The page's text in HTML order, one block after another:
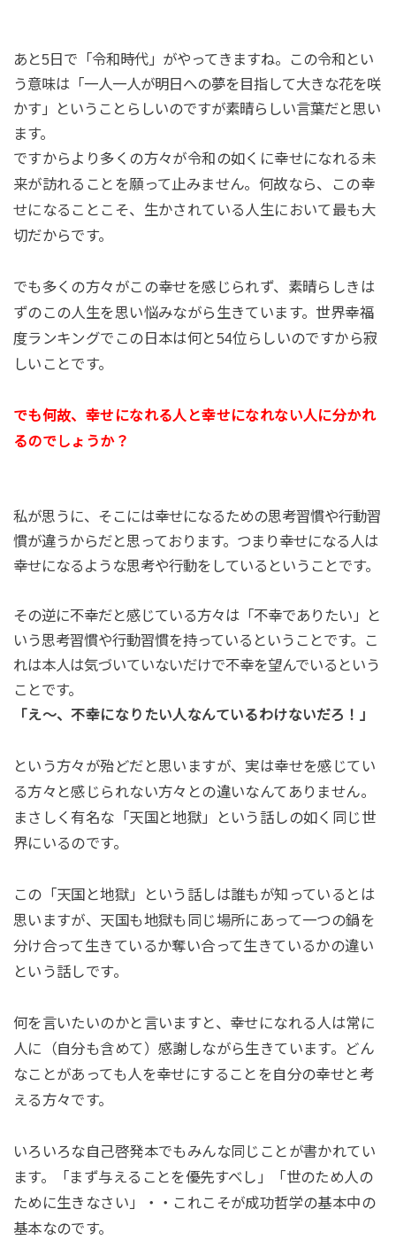
あと5日で「令和時代」がやってきますね。この令和とい
う意味は「一人一人が明日への夢を目指して大きな花を咲
かす」ということらしいのですが素晴らしい言葉だと思い
ます。
ですからより多くの方々が令和の如くに幸せになれる未
来が訪れることを願って止みません。何故なら、この幸
せになることこそ、生かされている人生において最も大
切だからです。
でも多くの方々がこの幸せを感じられず、素晴らしきは
ずのこの人生を思い悩みながら生きています。世界幸福
度ランキングでこの日本は何と54位らしいのですから寂
しいことです。
でも何故、幸せになれる人と幸せになれない人に分かれ
るのでしょうか？
私が思うに、そこには幸せになるための思考習慣や行動習
慣が違うからだと思っております。つまり幸せになる人は
幸せになるような思考や行動をしているということです。
その逆に不幸だと感じている方々は「不幸でありたい」と
いう思考習慣や行動習慣を持っているということです。こ
れは本人は気づいていないだけで不幸を望んでいるという
ことです。
「え〜、不幸になりたい人なんているわけないだろ！」
という方々が殆どだと思いますが、実は幸せを感じてい
る方々と感じられない方々との違いなんてありません。
まさしく有名な「天国と地獄」という話しの如く同じ世
界にいるのです。
この「天国と地獄」という話しは誰もが知っているとは
思いますが、天国も地獄も同じ場所にあって一つの鍋を
分け合って生きているか奪い合って生きているかの違い
という話しです。
何を言いたいのかと言いますと、幸せになれる人は常に
人に（自分も含めて）感謝しながら生きています。どん
なことがあっても人を幸せにすることを自分の幸せと考
える方々です。
いろいろな自己啓発本でもみんな同じことが書かれてい
ます。「まず与えることを優先すべし」「世のため人の
ために生きなさい」・・これこそが成功哲学の基本中の
基本なのです。